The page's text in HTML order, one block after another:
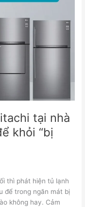
tại nhà
khỏi “bị
thì phát hiện tủ lạnh
để trong ngăn mát bị
không hay. Cảm